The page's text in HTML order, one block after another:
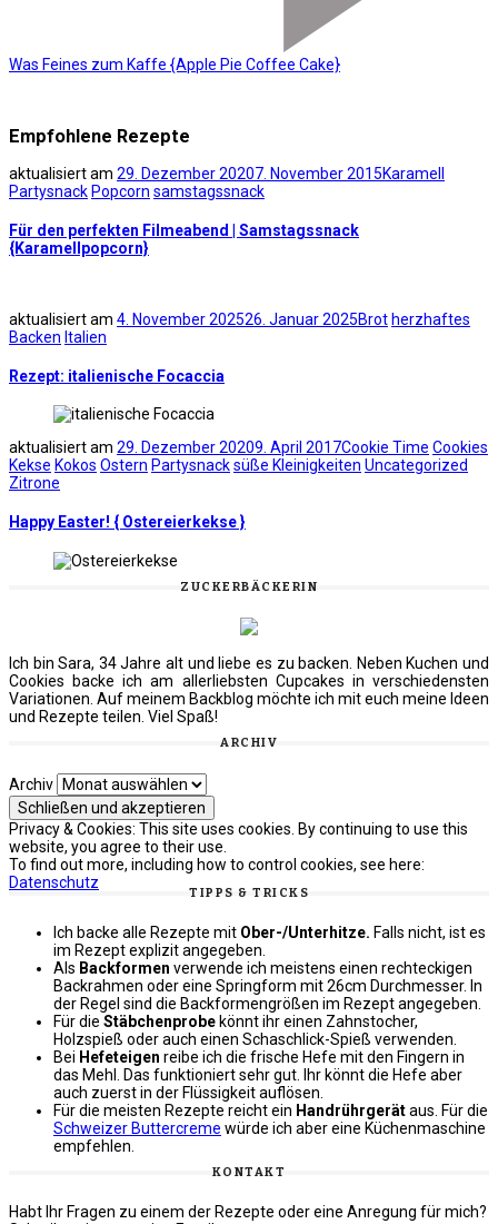
Was Feines zum Kaffe {Apple Pie Coffee Cake}
Empfohlene Rezepte
aktualisiert am 29. Dezember 20207. November 2015Karamell
Partysnack Popcorn samstagssnack
Für den perfekten Filmeabend | Samstagssnack
{Karamellpopcorn}
aktualisiert am 4. November 202526. Januar 2025Brot herzhaftes
Backen Italien
Rezept: italienische Focaccia
aktualisiert am 29. Dezember 20209. April 2017Cookie Time Cookies
Kekse Kokos Ostern Partysnacksüße Kleinigkeiten Uncategorized
Zitrone
Happy Easter! { Ostereierkekse }
ZUCKERBÄCKERIN
Ich bin Sara, 34 Jahre alt und liebe es zu backen. Neben Kuchen und
Cookies backe ich am allerliebsten Cupcakes in verschiedensten
Variationen. Auf meinem Backblog möchte ich mit euch meine Ideen
und Rezepte teilen. Viel Spaß!
ARCHIV
Archiv
Privacy & Cookies: This site uses cookies. By continuing to use this
website, you agree to their use.
To find out more, including how to control cookies, see here:
Datenschutz
TIPPS & TRICKS
Ich backe alle Rezepte mit Ober-/Unterhitze. Falls nicht, ist es
im Rezept explizit angegeben.
Als Backformen verwende ich meistens einen rechteckigen
Backrahmen oder eine Springform mit 26cm Durchmesser. In
der Regel sind die Backformengrößen im Rezept angegeben.
Für die Stäbchenprobe könnt ihr einen Zahnstocher,
Holzspieß oder auch einen Schaschlick-Spieß verwenden.
Bei Hefeteigen reibe ich die frische Hefe mit den Fingern in
das Mehl. Das funktioniert sehr gut. Ihr könnt die Hefe aber
auch zuerst in der Flüssigkeit auflösen.
Für die meisten Rezepte reicht ein Handrührgerätaus. Für die
Schweizer Buttercreme würde ich aber eine Küchenmaschine
empfehlen.
KONTAKT
Habt Ihr Fragen zu einem der Rezepte oder eine Anregung für mich?